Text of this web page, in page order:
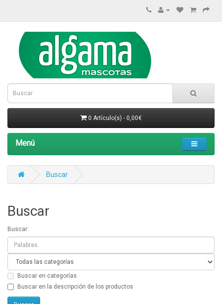
0 Artículo(s) - 0,00€
Menú
Buscar
Buscar
Buscar:
Buscar en categorías
Buscar en la descripción de los productos